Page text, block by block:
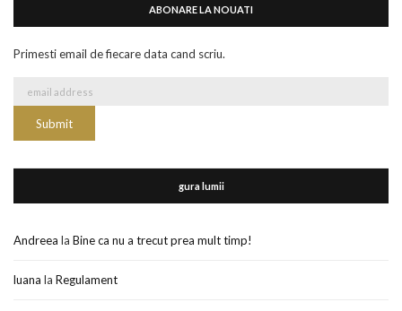
ABONARE LA NOUATI
Primesti email de fiecare data cand scriu.
gura lumii
Andreea la Bine ca nu a trecut prea mult timp!
luana la Regulament